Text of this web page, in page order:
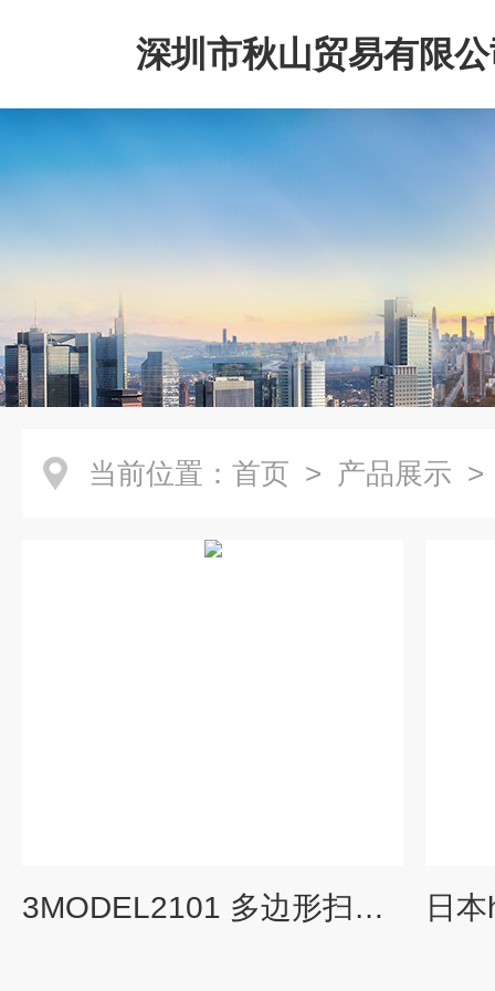
深圳市秋山贸易有限
当前位置： 首页 > 产品展示
3MODEL2101 多边形扫描仪评估装置